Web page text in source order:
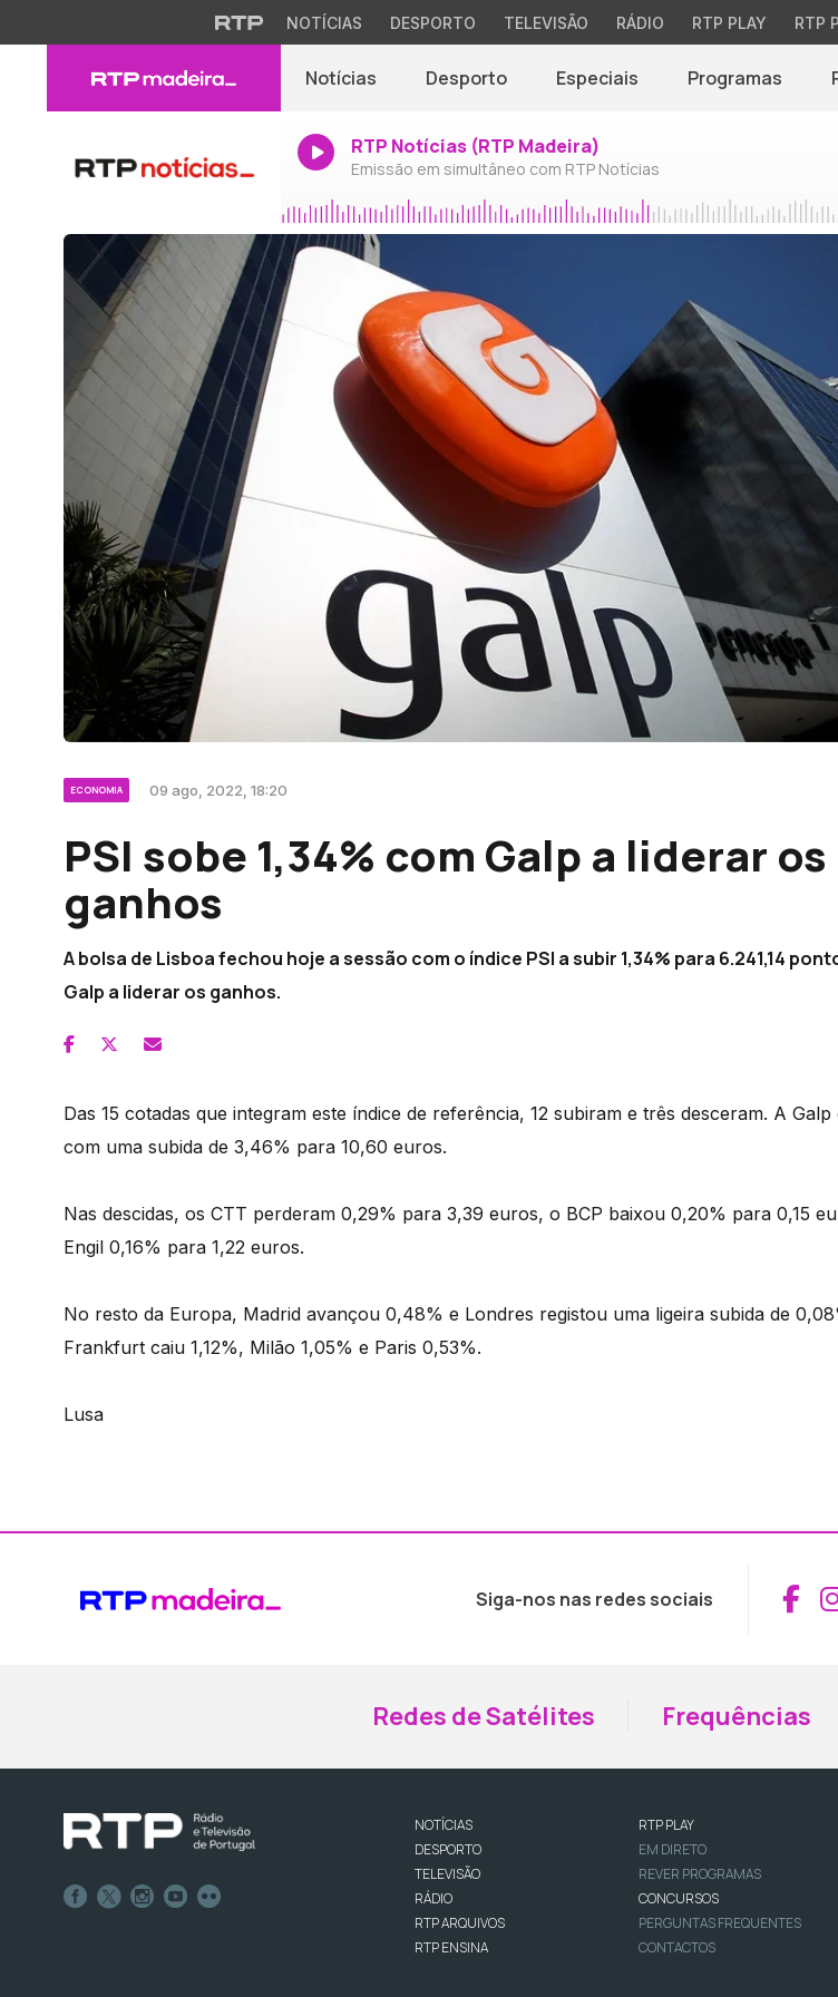
NOTÍCIAS DESPORTO TELEVISÃO RÁDIO RTP PLAY RTP
Notícias Desporto Especiais Programas
RTP Notícias (RTP Madeira)
Emissão em simultâneo com RTP Notícias
ECONOMIA 09 ago, 2022, 18:20
PSI sobe 1,34% com Galp a liderar os
ganhos
A bolsa de Lisboa fechou hoje a sessão com o índice PSI a subir 1,34% para 6.241,14
Galp a liderar os ganhos.
Das 15 cotadas que integram este índice de referência, 12 subiram e três desceram. A Galp
com uma subida de 3,46% para 10,60 euros.
Nas descidas, os CTT perderam 0,29% para 3,39 euros, o BCP baixou 0,20% para 0,15
Engil 0,16% para 1,22 euros.
No resto da Europa, Madrid avançou 0,48% e Londres registou uma ligeira subida de
Frankfurt caiu 1,12%, Milão 1,05% e Paris 0,53%.
Lusa
Siga-nos nas redes sociais
Redes de Satélites Frequências
NOTÍCIAS
DESPORTO
TELEVISÃO
RÁDIO
RTP ARQUIVOS
RTP ENSINA
RTP PLAY
EM DIRETO
REVER PROGRAMAS
CONCURSOS
PERGUNTAS FREQUENTES
CONTACTOS